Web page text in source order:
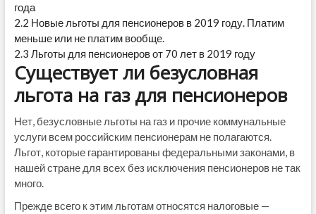
года
2.2 Новые льготы для пенсионеров в 2019 году. Платим
меньше или не платим вообще.
2.3 Льготы для пенсионеров от 70 лет в 2019 году
Существует ли безусловная
льгота на газ для пенсионеров
Нет, безусловные льготы на газ и прочие коммунальные
услуги всем российским пенсионерам не полагаются.
Льгот, которые гарантированы федеральными законами, в
нашей стране для всех без исключения пенсионеров не так
много.
Прежде всего к этим льготам относятся налоговые —